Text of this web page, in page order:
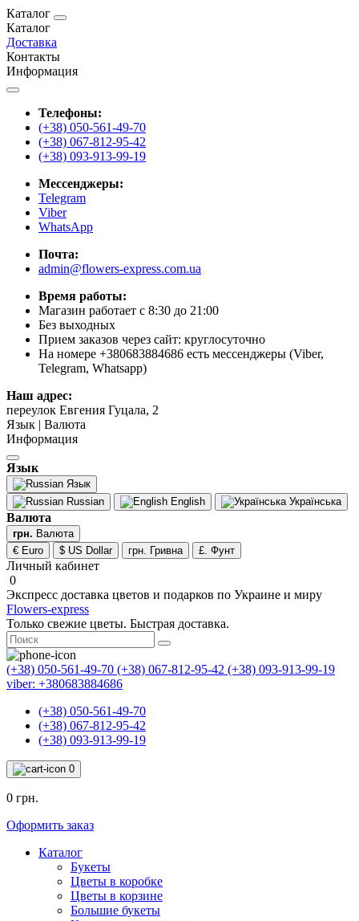
Каталог
Каталог
Доставка
Контакты
Информация
Телефоны:
(+38) 050-561-49-70
(+38) 067-812-95-42
(+38) 093-913-99-19
Мессенджеры:
Telegram
Viber
WhatsApp
Почта:
admin@flowers-express.com.ua
Время работы:
Магазин работает с 8:30 до 21:00
Без выходных
Прием заказов через сайт: круглосуточно
На номере +380683884686 есть мессенджеры (Viber,
Telegram, Whatsapp)
Наш адрес:
переулок Евгения Гуцала, 2
Язык | Валюта
Информация
Язык
Язык
Russian
English Українська
Валюта
грн. Валюта
€ Euro
$ US Dollar грн. Гривна £. Фунт
Личный кабинет
0
Экспресс доставка цветов и подарков по Украине и миру
Flowers-express
Только свежие цветы. Быстрая доставка.
(+38) 050-561-49-70 (+38) 067-812-95-42 (+38) 093-913-99-19
viber: +380683884686
(+38) 050-561-49-70
(+38) 067-812-95-42
(+38) 093-913-99-19
0
0 грн.
Оформить заказ
Каталог
Букеты
Цветы в коробке
Цветы в корзине
Большие букеты